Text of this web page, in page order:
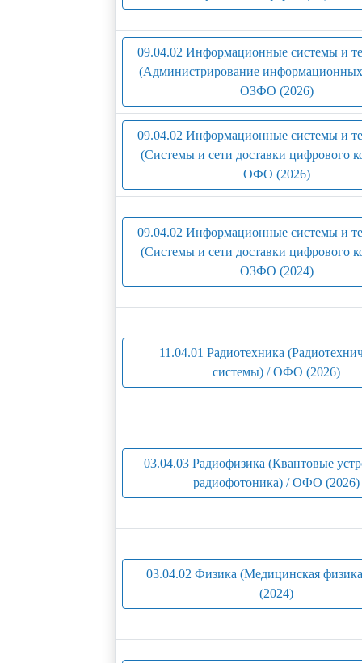
09.04.02 Информационные системы и
(Администрирование
ОЗФО (2026)
09.04.02 Информационные системы и
(Системы и сети доставки цифрового
ОФО (2026)
09.04.02 Информационные системы и
(Системы и сети доставки цифрового
ОЗФО (2024)
11.04.01 Радиотехника
системы) / ОФО (2026)
03.04.03 Радиофизика (Квантовые
радиофотоника) / ОФО (2026)
03.04.02 Физика (Медицинская
(2024)